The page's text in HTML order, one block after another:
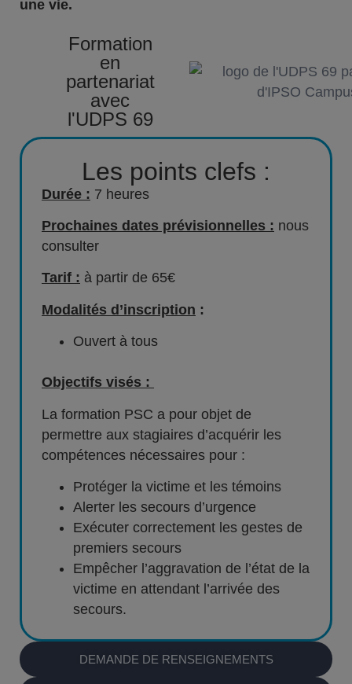
une vie.
Formation
en
partenariat
avec
l'UDPS 69
Les points clefs :
Durée : 7 heures
Prochaines dates prévisionnelles : nous
consulter
Tarif : à partir de 65€
Modalités d’inscription :
Ouvert à tous
Objectifs visés :
La formation PSC a pour objet de
permettre aux stagiaires d’acquérir les
compétences nécessaires pour :
Protéger la victime et les témoins
Alerter les secours d’urgence
Exécuter correctement les gestes de
premiers secours
Empêcher l’aggravation de l’état de la
victime en attendant l’arrivée des
secours.
DEMANDE DE RENSEIGNEMENTS